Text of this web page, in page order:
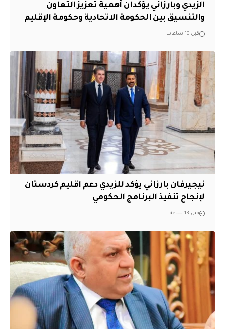
الزيدي وبارزاني يؤكدان أهمية تعزيز التعاون
والتنسيق بين الحكومة الاتحادية وحكومة الإقليم
قبل 10 ساعات
نيجيرفان بارزاني يؤكد للزيدي دعم اقليم ‏كردستان
لإنجاح تنفيذ البرنامج الحكومي
قبل 13 ساعة